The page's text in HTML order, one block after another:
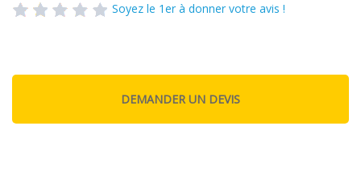
Soyez le 1er à donner votre avis !